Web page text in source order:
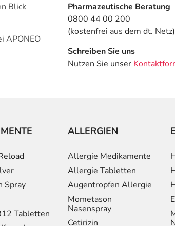
Blick
APONEO
Pharmazeutische Beratung
0800 44 00 200
(kostenfrei aus dem dt. Netz)
Schreiben Sie uns
Nutzen Sie unser
Spray
Tabletten
ALLERGIEN
Allergie Medikamente
Allergie Tabletten
Augentropfen Allergie
Mometason
Nasenspray
Cetirizin